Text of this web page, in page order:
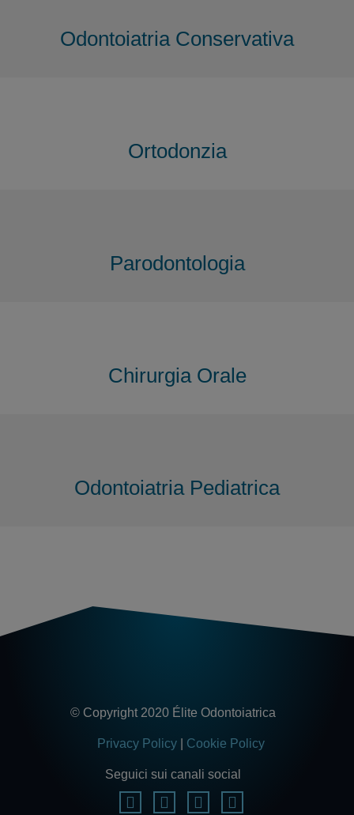
Odontoiatria Conservativa
Odontoiatria Pediatrica
Chirurgia Orale
Parodontologia
Ortodonzia
© Copyright 2020 Élite Odontoiatrica
Privacy Policy Cookie Policy
Seguici sui canali social